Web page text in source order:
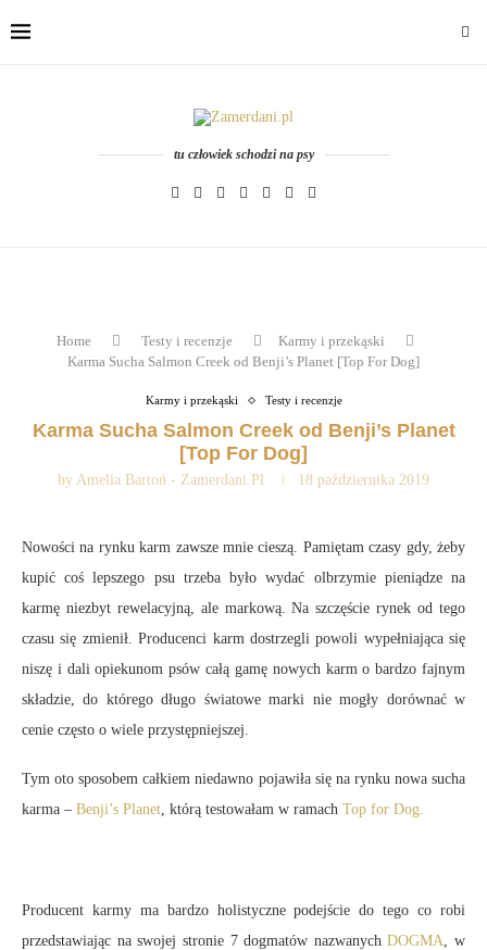
tu człowiek schodzi na psy
Home Testy i recenzje
Karmy i przekąski
Karma Sucha Salmon Creek od Benji’s Planet [Top For Dog]
Karmy i przekąski Testy i recenzje
Karma Sucha Salmon Creek od Benji’s Planet
[Top For Dog]
by Amelia Bartoń - Zamerdani.pl 18 października 2019
Nowości na rynku karm zawsze mnie cieszą. Pamiętam czasy gdy, żeby
kupić coś lepszego psu trzeba było wydać olbrzymie pieniądze na
karmę niezbyt rewelacyjną, ale markową. Na szczęście rynek od tego
czasu się zmienił. Producenci karm dostrzegli powoli wypełniająca się
niszę i dali opiekunom psów całą gamę nowych karm o bardzo fajnym
składzie, do którego długo światowe marki nie mogły dorównać w
cenie często o wiele przystępniejszej.
Tym oto sposobem całkiem niedawno pojawiła się na rynku nowa sucha
karma – Benji’s Planet, którą testowałam w ramach Top for Dog.
Producent karmy ma bardzo holistyczne podejście do tego co robi
przedstawiając na swojej stronie 7 dogmatów nazwanychDOGMA, w